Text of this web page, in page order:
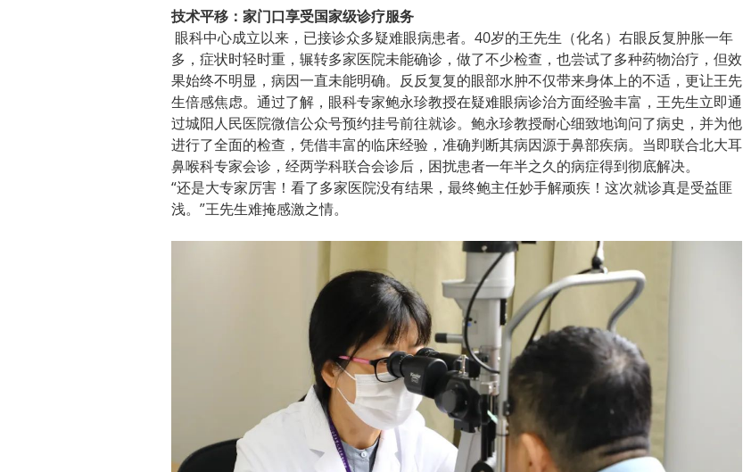
技术平移：家门口享受国家级诊疗服务
眼科中心成立以来，已接诊众多疑难眼病患者。40岁的王先生（化名）右眼反复肿胀一年
多，症状时轻时重，辗转多家医院未能确诊，做了不少检查，也尝试了多种药物治疗，但效
果始终不明显，病因一直未能明确。反反复复的眼部水肿不仅带来身体上的不适，更让王先
生倍感焦虑。通过了解，眼科专家鲍永珍教授在疑难眼病诊治方面经验丰富，王先生立即通
过城阳人民医院微信公众号预约挂号前往就诊。鲍永珍教授耐心细致地询问了病史，并为他
进行了全面的检查，凭借丰富的临床经验，准确判断其病因源于鼻部疾病。当即联合北大耳
鼻喉科专家会诊，经两学科联合会诊后，困扰患者一年半之久的病症得到彻底解决。
“还是大专家厉害！看了多家医院没有结果，最终鲍主任妙手解顽疾！这次就诊真是受益匪
浅。”王先生难掩感激之情。